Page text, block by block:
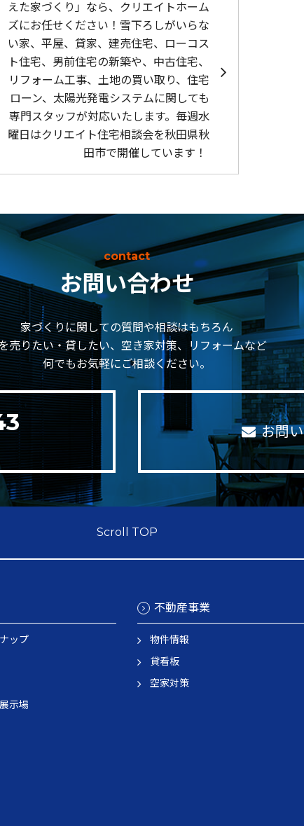
えた家づくり」なら、クリエイトホーム
ズにお任せください！雪下ろしがいらな
い家、平屋、貸家、建売住宅、ローコス
ト住宅、男前住宅の新築や、中古住宅、
リフォーム工事、土地の買い取り、住宅
ローン、太陽光発電システムに関しても
専門スタッフが対応いたします。毎週水
曜日はクリエイト住宅相談会を秋田県秋
田市で開催しています！
contact
お問い合わせ
家づくりに関しての質問や相談はもちろん
売りたい・貸したい、空き家対策、リフォームなど
何でもお気軽にご相談ください。
お問
Scroll TOP
ップ
示場
不動産事業
物件情報
貸看板
空家対策